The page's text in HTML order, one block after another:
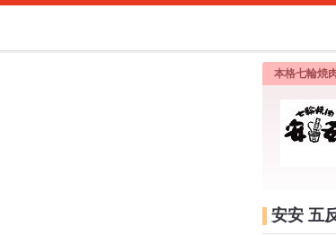
本格七輪
安安 五